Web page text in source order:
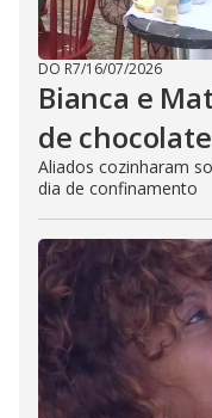
DO R7/16/07/2026
Bianca e
de
Aliados cozinharam
dia de confinamento